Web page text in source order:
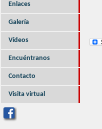
Enlaces
Galería
Vídeos
Encuéntranos
Contacto
Visita virtual